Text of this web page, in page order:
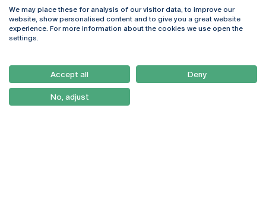
Rua Diogo Botelho 1327
4169-005 Porto
+351 226 196 240
Campus Online
Webmail
Como Chegar
Newsletter
We may place these for analysis of our visitor data, to improve our
website, show personalised content and to give you a great website
experience. For more information about the cookies we use open the
settings.
Accept all Deny
No, adjust